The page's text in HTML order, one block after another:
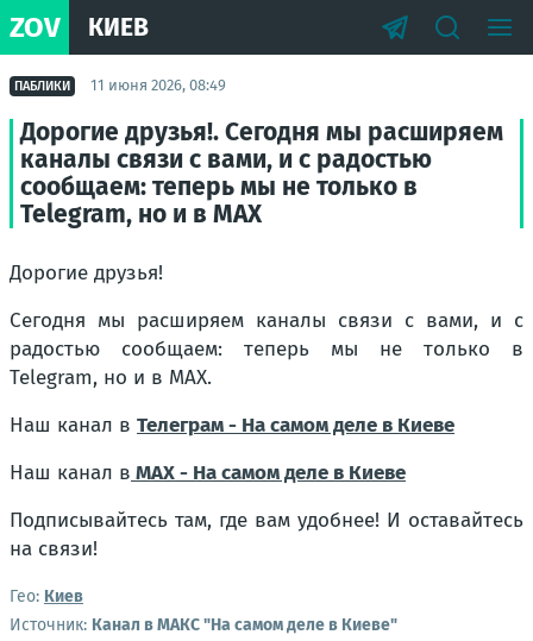
ZOV КИЕВ
ПАБЛИКИ 11 июня 2026, 08:49
Дорогие друзья!. Сегодня мы расширяем
каналы связи с вами, и с радостью
сообщаем: теперь мы не только в
Telegram, но и в МАХ
Дорогие друзья!
Сегодня мы расширяем каналы связи с вами, и с
радостью сообщаем: теперь мы не только в
Telegram, но и в МАХ.
Наш канал в Телеграм - На самом деле в Киеве
Наш канал в МАХ - На самом деле в Киеве
Подписывайтесь там, где вам удобнее! И оставайтесь
на связи!
Гео: Киев
Источник: Канал в МАКС "На самом деле в Киеве"